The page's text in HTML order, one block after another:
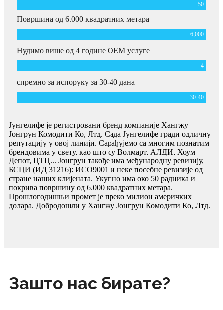
50
Површина од 6.000 квадратних метара
6,000
Нудимо више од 4 године ОЕМ услуге
4
спремно за испоруку за 30-40 дана
30-40
Јунгелифе је регистровани бренд компаније Хангжу
Јонгрун Комодити Ко, Лтд. Сада Јунгелифе гради одличну
репутацију у овој линији. Сарађујемо са многим познатим
брендовима у свету, као што су Волмарт, АЛДИ, Хоум
Депот, ЦТЦ... Јонгрун такође има међународну ревизију,
БСЦИ (ИД 31216): ИСО9001 и неке посебне ревизије од
стране наших клијената. Укупно има око 50 радника и
покрива површину од 6.000 квадратних метара.
Прошлогодишњи промет је преко милион америчких
долара. Добродошли у Хангжу Јонгрун Комодити Ко, Лтд.
Зашто нас бирате?